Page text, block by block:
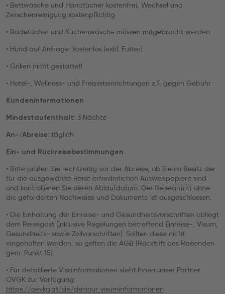
• Bettwäsche und Handtücher kostenfrei, Wechsel und
Zwischenreinigung kostenpflichtig
• Badetücher und Küchenwäsche müssen mitgebracht werden
• Hund auf Anfrage: kostenlos (exkl. Futter)
• Grillen nicht gestattet!
• Hotel-, Wellness- und Freizeiteinrichtungen z.T. gegen Gebühr
Kundeninformationen
Mindestaufenthalt: 3 Nächte
An-/Abreise: täglich
Ein- und Rückreisebestimmungen
• Bitte prüfen Sie rechtzeitig vor der Abreise, ob Sie im Besitz der
für die ausgewählte Reise erforderlichen Ausweispapiere sind
und kontrollieren Sie deren Ablaufdatum. Der Reiseantritt ohne
die geforderten Nachweise und Dokumente ist ausgeschlossen.
• Die Einhaltung der Einreise- und Gesundheitsvorschriften obliegt
dem Reisegast (inklusive Regelungen betreffend Einreise-, Visum,
Gesundheits- sowie Zollvorschriften). Sollten diese nicht
eingehalten werden, so gelten die AGB (Rücktritt des Reisenden
gem. Punkt 15).
• Für detaillierte Visainformationen steht Ihnen unser Partner
ÖVGK zur Verfügung:
https://oevkg.at/de/dertour_visuminformationen